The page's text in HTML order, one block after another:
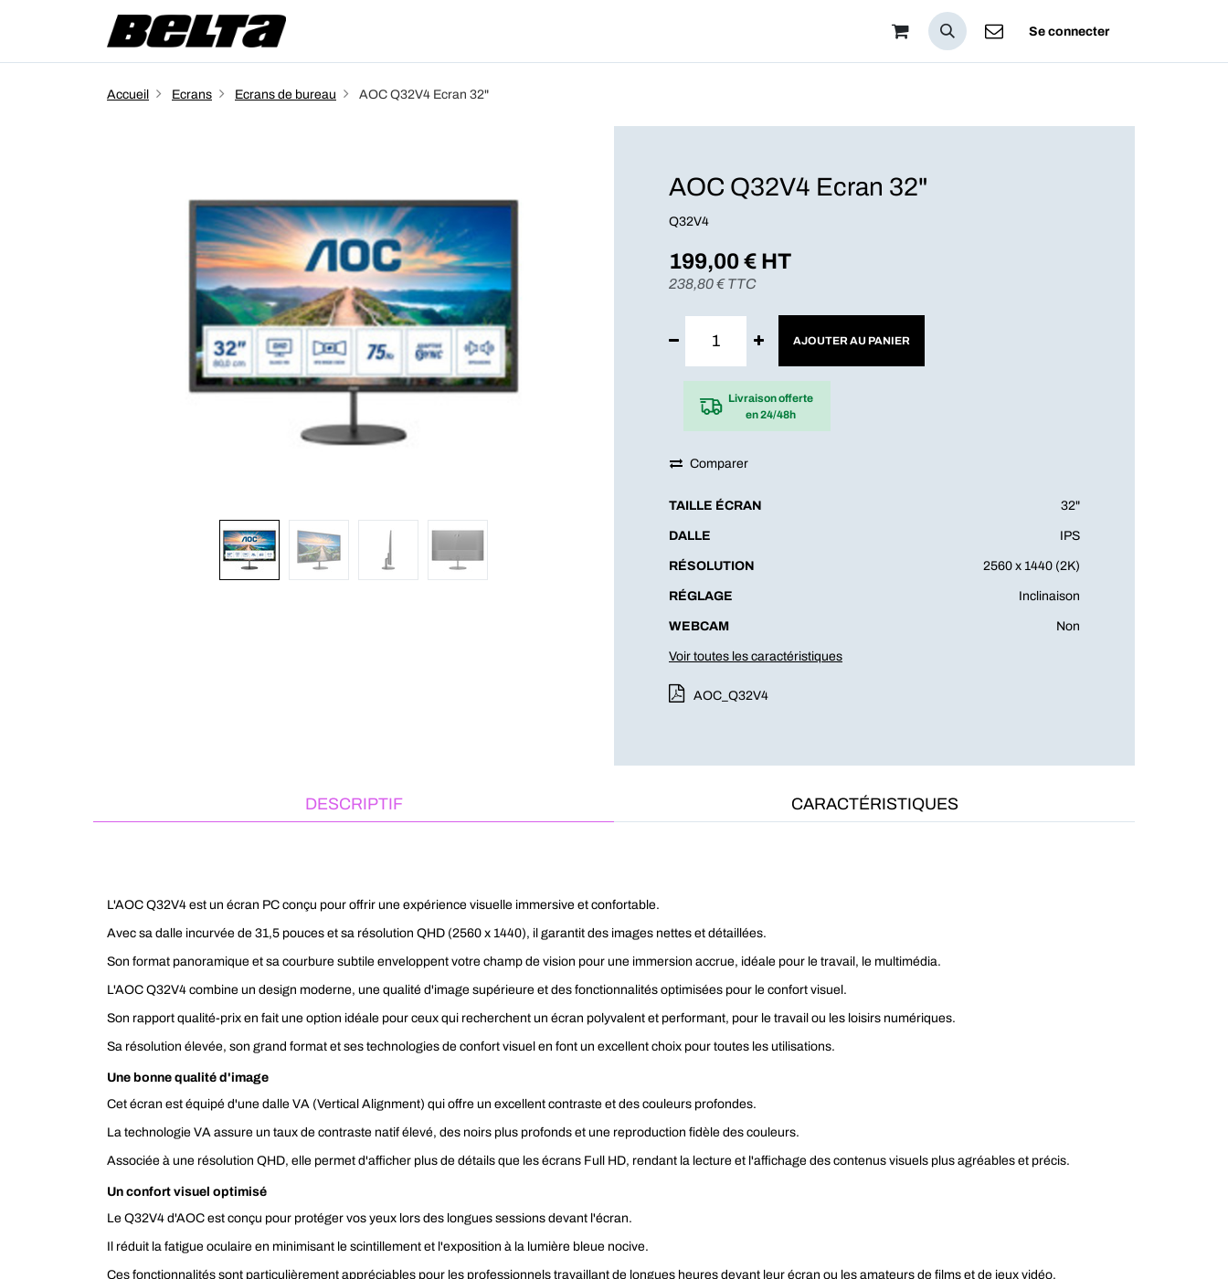
Se connecter
Accueil Ecrans Ecrans de bureau AOC Q32V4 Ecran 32"
AOC Q32V4 Ecran 32"
Q32V4
199,00€ HT
238,80€ TTC
AJOUTER AU PANIER
Livraison offerte
en 24/48h
Comparer
TAILLE ÉCRAN 32"
DALLE IPS
RÉSOLUTION 2560 x 1440 (2K)
RÉGLAGE Inclinaison
WEBCAM Non
Voir toutes les caractéristiques
AOC_Q32V4
DESCRIPTIF CARACTÉRISTIQUES
L'AOC Q32V4 est un écran PC conçu pour offrir une expérience visuelle immersive et confortable.
Avec sa dalle incurvée de 31,5 pouces et sa résolution QHD (2560 x 1440), il garantit des images nettes et détaillées.
Son format panoramique et sa courbure subtile enveloppent votre champ de vision pour une immersion accrue, idéale pour le travail, le multimédia.
L'AOC Q32V4 combine un design moderne, une qualité d'image supérieure et des fonctionnalités optimisées pour le confort visuel.
Son rapport qualité-prix en fait une option idéale pour ceux qui recherchent un écran polyvalent et performant, pour le travail ou les loisirs numériques.
Sa résolution élevée, son grand format et ses technologies de confort visuel en font un excellent choix pour toutes les utilisations.
Une bonne qualité d'image
Cet écran est équipé d'une dalle VA (Vertical Alignment) qui offre un excellent contraste et des couleurs profondes.
La technologie VA assure un taux de contraste natif élevé, des noirs plus profonds et une reproduction fidèle des couleurs.
Associée à une résolution QHD, elle permet d'afficher plus de détails que les écrans Full HD, rendant la lecture et l'affichage des contenus visuels plus agréables et précis.
Un confort visuel optimisé
Le Q32V4 d'AOC est conçu pour protéger vos yeux lors des longues sessions devant l'écran.
Il réduit la fatigue oculaire en minimisant le scintillement et l'exposition à la lumière bleue nocive.
Ces fonctionnalités sont particulièrement appréciables pour les professionnels travaillant de longues heures devant leur écran ou les amateurs de films et de jeux vidéo.